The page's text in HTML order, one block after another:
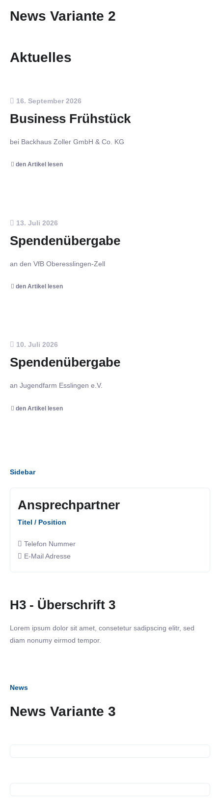
News Variante 2
Aktuelles
16. September 2026
Business Frühstück
bei Backhaus Zoller GmbH & Co. KG
den Artikel lesen
13. Juli 2026
Spendenübergabe
an den VfB Oberesslingen-Zell
den Artikel lesen
10. Juli 2026
Spendenübergabe
an Jugendfarm Esslingen e.V.
den Artikel lesen
Sidebar
Ansprechpartner
Titel / Position
Telefon Nummer
E-Mail Adresse
H3 - Überschrift 3
Lorem ipsum dolor sit amet, consetetur sadipscing elitr, sed
diam nonumy eirmod tempor.
News
News Variante 3